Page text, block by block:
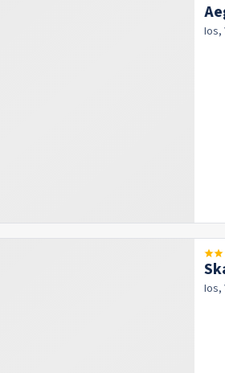
Ios,
Ios,